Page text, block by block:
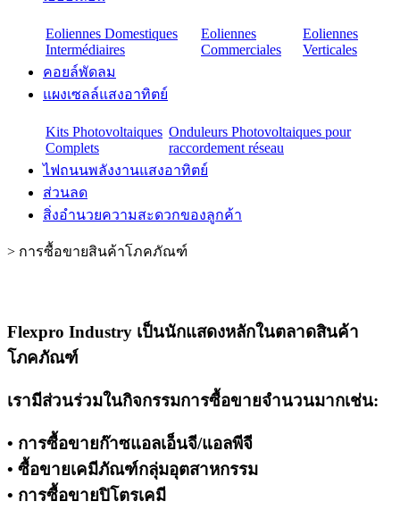
Eoliennes Domestiques
Intermédiaires
Eoliennes
Commerciales
Eoliennes
Verticales
คอยล์พัดลม
แผงเซลล์แสงอาทิตย์
Kits Photovoltaiques
Complets
Onduleurs Photovoltaiques pour
raccordement réseau
ไฟถนนพลังงานแสงอาทิตย์
ส่วนลด
สิ่งอำนวยความสะดวกของลูกค้า
> การซื้อขายสินค้าโภคภัณฑ์
Flexpro Industry เป็นนักแสดงหลักในตลาดสินค้า
โภคภัณฑ์
เรามีส่วนร่วมในกิจกรรมการซื้อขายจำนวนมากเช่น:
• การซื้อขายก๊าซแอลเอ็นจี/แอลพีจี
• ซื้อขายเคมีภัณฑ์กลุ่มอุตสาหกรรม
• การซื้อขายปิโตรเคมี